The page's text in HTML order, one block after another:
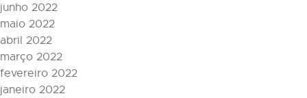
junho 2022
maio 2022
abril 2022
março 2022
fevereiro 2022
janeiro 2022